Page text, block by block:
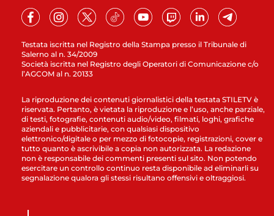
Testata iscritta nel Registro della Stampa presso il Tribunale di
Salerno al n. 34/2009
Società iscritta nel Registro degli Operatori di Comunicazione c/o
l’AGCOM al n. 20133
La riproduzione dei contenuti giornalistici della testata STILETV è
riservata. Pertanto, è vietata la riproduzione e l’uso, anche parziale,
di testi, fotografie, contenuti audio/video, filmati, loghi, grafiche
aziendali e pubblicitarie, con qualsiasi dispositivo
elettronico/digitale o per mezzo di fotocopie, registrazioni, cover e
tutto quanto è ascrivibile a copia non autorizzata. La redazione
non è responsabile dei commenti presenti sul sito. Non potendo
esercitare un controllo continuo resta disponibile ad eliminarli su
segnalazione qualora gli stessi risultano offensivi e oltraggiosi.